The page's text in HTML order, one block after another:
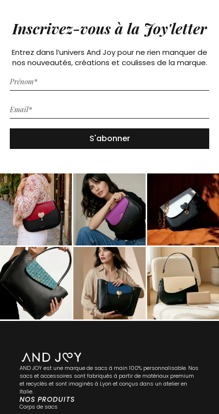
Inscrivez-vous à la Joy'letter
Entrez dans l’univers And Joy pour ne rien manquer de
nos nouveautés, créations et coulisses de la marque.
S'abonner
AND JOY est une marque de sacs à main 100% personnalisable. Nos
sacs et accessoires sont fabriqués à partir de matériaux premium
et recyclés et sont imaginés à Lyon et conçus dans un atelier en
Italie.
NOS PRODUITS
Corps de sacs